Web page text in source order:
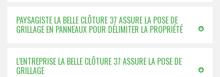
PAYSAGISTE LA BELLE CLÔTURE 37 ASSURE LA POSE DE
GRILLAGE EN PANNEAUX POUR DÉLIMITER LA PROPRIÉTÉ
L’ENTREPRISE LA BELLE CLÔTURE 37 ASSURE LA POSE DE
GRILLAGE